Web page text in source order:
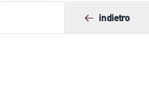
indietro